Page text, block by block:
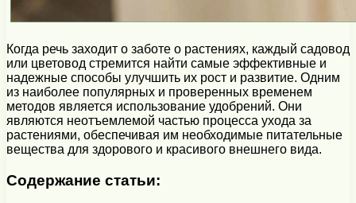
Когда речь заходит о заботе о растениях, каждый садовод
или цветовод стремится найти самые эффективные и
надежные способы улучшить их рост и развитие. Одним
из наиболее популярных и проверенных временем
методов является использование удобрений. Они
являются неотъемлемой частью процесса ухода за
растениями, обеспечивая им необходимые питательные
вещества для здорового и красивого внешнего вида.
Содержание статьи: